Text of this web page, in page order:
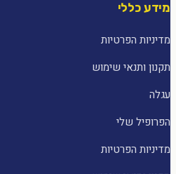
מידע כללי
מדיניות הפרטיות
תקנון ותנאי שימוש
עגלה
הפרופיל שלי
מדיניות הפרטיות